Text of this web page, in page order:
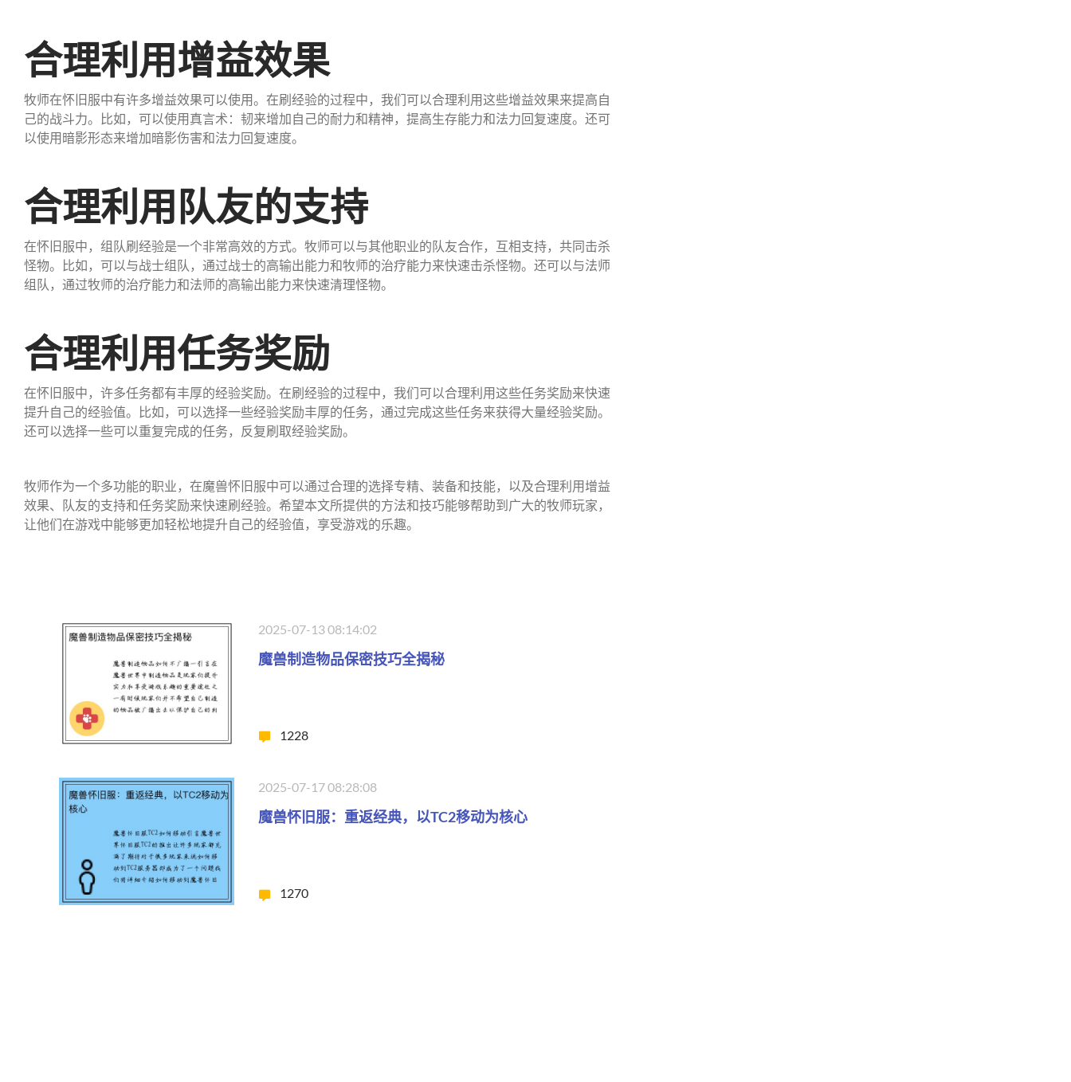
合理利用增益效果
牧师在怀旧服中有许多增益效果可以使用。在刷经验的过程中，我们可以合理利用这些增益效果来提高自
己的战斗力。比如，可以使用真言术：韧来增加自己的耐力和精神，提高生存能力和法力回复速度。还可
以使用暗影形态来增加暗影伤害和法力回复速度。
合理利用队友的支持
在怀旧服中，组队刷经验是一个非常高效的方式。牧师可以与其他职业的队友合作，互相支持，共同击杀
怪物。比如，可以与战士组队，通过战士的高输出能力和牧师的治疗能力来快速击杀怪物。还可以与法师
组队，通过牧师的治疗能力和法师的高输出能力来快速清理怪物。
合理利用任务奖励
在怀旧服中，许多任务都有丰厚的经验奖励。在刷经验的过程中，我们可以合理利用这些任务奖励来快速
提升自己的经验值。比如，可以选择一些经验奖励丰厚的任务，通过完成这些任务来获得大量经验奖励。
还可以选择一些可以重复完成的任务，反复刷取经验奖励。
牧师作为一个多功能的职业，在魔兽怀旧服中可以通过合理的选择专精、装备和技能，以及合理利用增益
效果、队友的支持和任务奖励来快速刷经验。希望本文所提供的方法和技巧能够帮助到广大的牧师玩家，
让他们在游戏中能够更加轻松地提升自己的经验值，享受游戏的乐趣。
2025-07-13 08:14:02
魔兽制造物品保密技巧全揭秘
1228
2025-07-17 08:28:08
魔兽怀旧服：重返经典，以TC2移动为核心
1270